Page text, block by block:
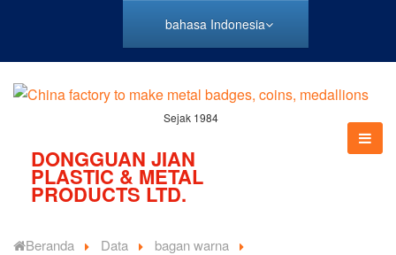
bahasa Indonesia
Sejak 1984
DONGGUAN JIAN
PLASTIC & METAL
PRODUCTS LTD.
Beranda Data
bagan warna